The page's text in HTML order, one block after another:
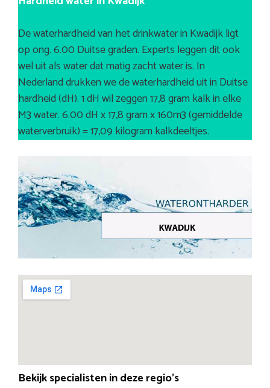
De waterhardheid van het drinkwater in Kwadijk ligt
op ong. 6.00 Duitse graden. Experts leggen dit ook
wel uit als water dat matig zacht water is. In
Nederland drukken we de waterhardheid uit in Duitse
hardheid (dH). 1 dH wil zeggen 17,8 gram kalk in elke
M3 water. 6.00 dH x 17,8 gram x 160m3 (gemiddelde
waterverbruik) = 17,09 kilogram kalkdeeltjes.
Bekijk specialisten in deze regio’s